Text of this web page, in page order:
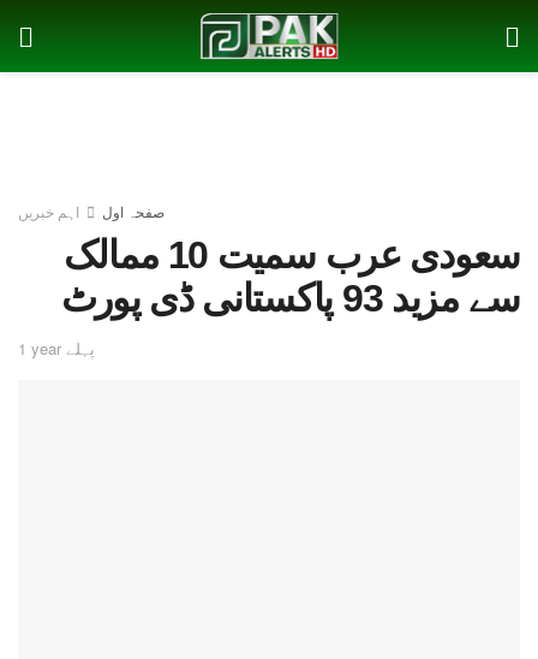
صفحہ اول اہم خبریں
سعودی عرب سمیت 10 ممالک
سے مزید 93 پاکستانی ڈی پورٹ
1 year پہلے